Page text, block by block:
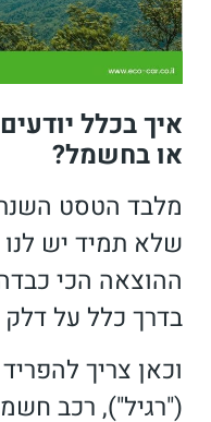
איך בכלל
או בחשמל?
מלבד הטסט
שלא תמיד יש
ההוצאה הכי
בדרך כלל על
וכאן צריך
("רגיל"), רכב